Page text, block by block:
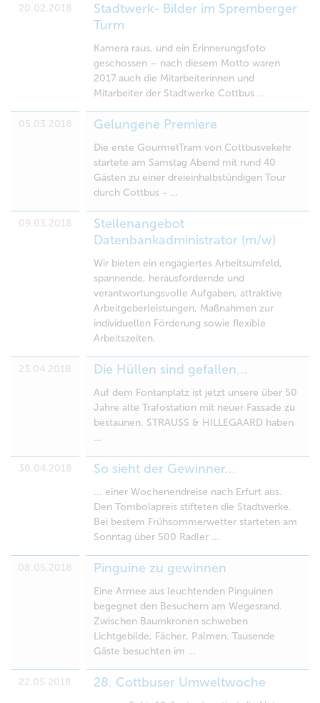
20.02.2018
Stadtwerk- Bilder im Spremberger
Turm
Kamera raus, und ein Erinnerungsfoto
geschossen – nach diesem Motto waren
2017 auch die Mitarbeiterinnen und
Mitarbeiter der Stadtwerke Cottbus …
05.03.2018 Gelungene Premiere
Die erste GourmetTram von Cottbusvekehr
startete am Samstag Abend mit rund 40
Gästen zu einer dreieinhalbstündigen Tour
durch Cottbus - …
09.03.2018
Stellenangebot
Datenbankadministrator (m/w)
Wir bieten ein engagiertes Arbeitsumfeld,
spannende, herausfordernde und
verantwortungsvolle Aufgaben, attraktive
Arbeitgeberleistungen, Maßnahmen zur
individuellen Förderung sowie flexible
Arbeitszeiten.
23.04.2018 Die Hüllen sind gefallen...
Auf dem Fontanplatz ist jetzt unsere über 50
Jahre alte Trafostation mit neuer Fassade zu
bestaunen. STRAUSS & HILLEGAARD haben
…
30.04.2018 So sieht der Gewinner...
... einer Wochenendreise nach Erfurt aus.
Den Tombolapreis stifteten die Stadtwerke.
Bei bestem Frühsommerwetter starteten am
Sonntag über 500 Radler …
08.05.2018 Pinguine zu gewinnen
Eine Armee aus leuchtenden Pinguinen
begegnet den Besuchern am Wegesrand.
Zwischen Baumkronen schweben
Lichtgebilde, Fächer, Palmen. Tausende
Gäste besuchten im …
22.05.2018 28. Cottbuser Umweltwoche